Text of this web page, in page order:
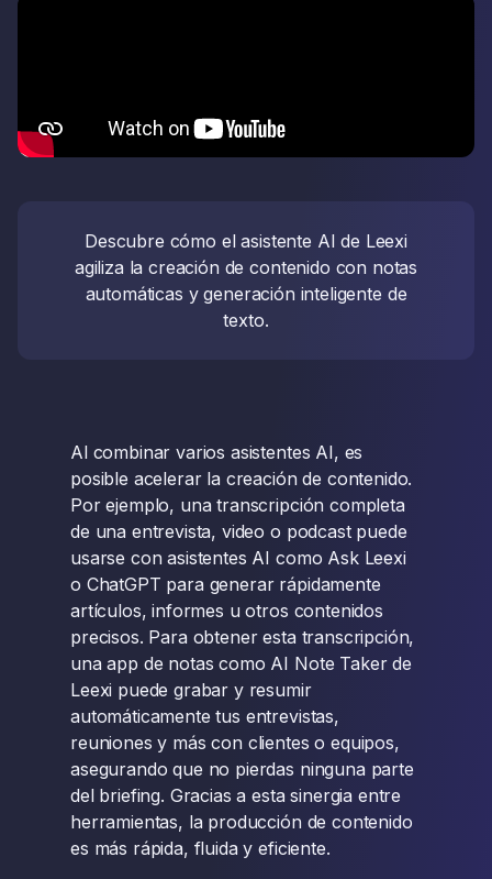
Descubre cómo el asistente AI de Leexi
agiliza la creación de contenido con notas
automáticas y generación inteligente de
texto.
Al combinar varios asistentes AI, es
posible acelerar la creación de contenido.
Por ejemplo, una transcripción completa
de una entrevista, video o podcast puede
usarse con asistentes AI como Ask Leexi
o ChatGPT para generar rápidamente
artículos, informes u otros contenidos
precisos. Para obtener esta transcripción,
una app de notas como AI Note Taker de
Leexi puede grabar y resumir
automáticamente tus entrevistas,
reuniones y más con clientes o equipos,
asegurando que no pierdas ninguna parte
del briefing. Gracias a esta sinergia entre
herramientas, la producción de contenido
es más rápida, fluida y eficiente.